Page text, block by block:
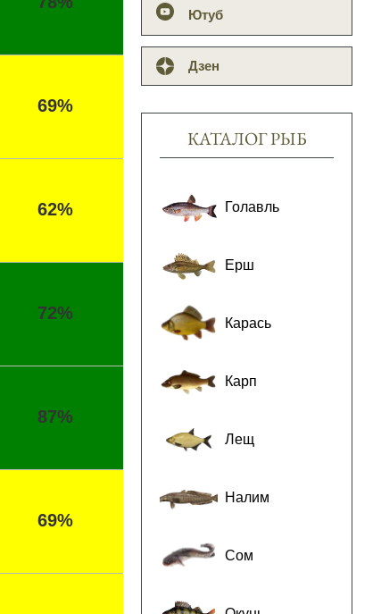
69%
62%
72%
87%
69%
Ютуб
Дзен
КАТАЛОГ РЫБ
Голавль
Ерш
Карась
Карп
Лещ
Налим
Сом